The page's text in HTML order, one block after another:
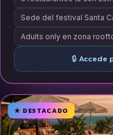
Sede del festival Santa
Adults only en zona
🔒
★ DESTACADO